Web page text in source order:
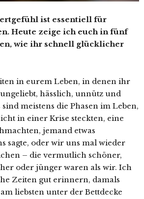
ist essentiell für
Heute zeige ich euch in fünf
wie ihr schnell glücklicher
in eurem Leben, in denen ihr
hässlich, unnütz und
meistens die Phasen im Leben,
in einer Krise steckten, eine
jemand etwas
sagte, oder wir uns mal wieder
– die vermutlich schöner,
oder jünger waren als wir. Ich
Zeiten gut erinnern, damals
liebsten unter der Bettdecke